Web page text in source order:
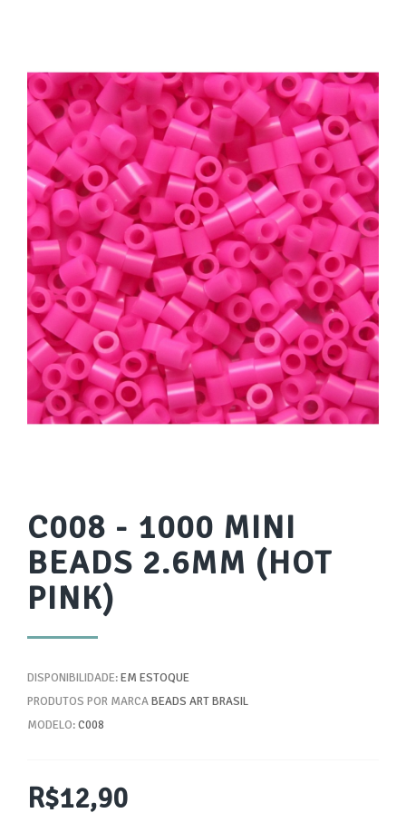
C008 - 1000 MINI
BEADS 2.6MM (HOT
PINK)
DISPONIBILIDADE:EM ESTOQUE
PRODUTOS POR MARCABEADS ART BRASIL
MODELO:C008
R$12,90